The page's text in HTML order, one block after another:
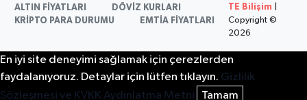
ALTIN FİYATLARI
DÖVİZ KURLARI
KRİPTO PARA DURUMU
EMTİA FİYATLARI
TE Bilişim
Copyright ©
2026
En iyi site deneyimi sağlamak için çerezlerden
faydalanıyoruz. Detaylar için lütfen tıklayın. Gizlilik
Sözleşmesi ve KVKK Aydınlatma Metni
Tamam